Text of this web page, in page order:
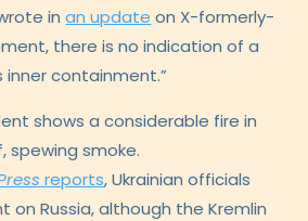
inan update on X-formerly-
there is no indication of a
inner containment.”
shows a considerable fire in
spewing smoke.
reports, Ukrainian officials
on Russia, although the Kremlin